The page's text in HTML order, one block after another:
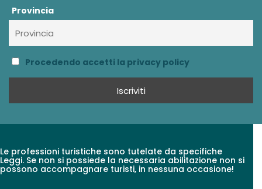
Provincia
Procedendo accetti la privacy policy
Le professioni turistiche sono tutelate da specifiche
Leggi. Se non si possiede la necessaria abilitazione non si
possono accompagnare turisti, in nessuna occasione!